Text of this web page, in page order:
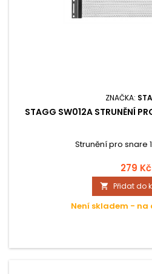
ZNAČKA:
STAGG SW012A STRUNĚNÍ
Strunění pro snare
279 Kč
 Přidat do
Není skladem - na